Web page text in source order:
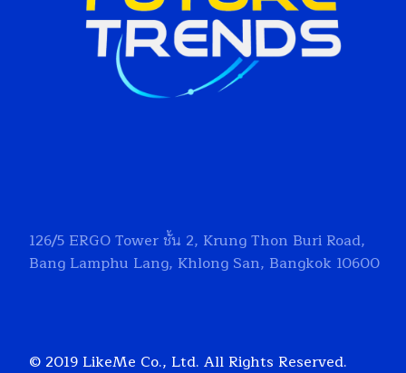
126/5 ERGO Towerชั้น 2, Krung Thon Buri Road,
Bang Lamphu Lang, Khlong San, Bangkok 10600
© 2019 LikeMe Co., Ltd. All Rights Reserved.